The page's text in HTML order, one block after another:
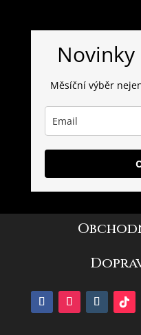
Novinky
Měsíční výběr